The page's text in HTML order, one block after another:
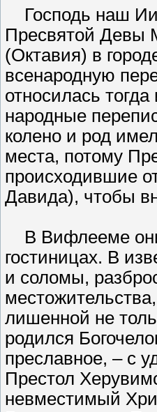
Господь наш
Пресвятой Девы
(Октавия) в
всенародную
относилась
народные
колено и род
места, потому
происходившие
Давида), чтобы
В Вифлееме они
гостиницах. В
и соломы,
лишенной не
родился
преславное, – с
Престол
невместимый